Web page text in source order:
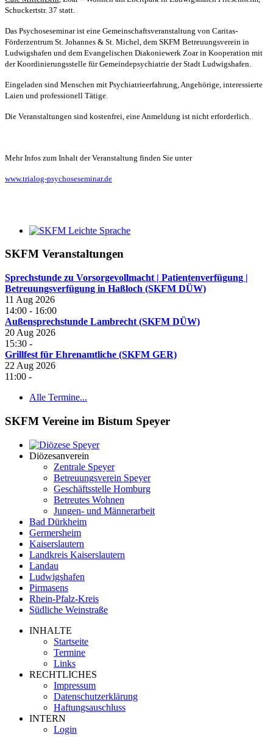
Schuckertstr. 37 statt.
Das Psychoseseminar ist eine Gemeinschaftsveranstaltung von Caritas-
Förderzentrum St. Johannes & St. Michel, dem SKFM Betreuungsverein in
Ludwigshafen und dem Evangelischen Diakoniewerk Zoar in Kooperation mit
der Koordinierungsstelle für Gemeindepsychiatrie der Stadt Ludwigshafen.
Eingeladen sind Menschen mit Psychiatrieerfahrung, Angehörige, interessierte
Laien und professionell Tätige.
Die Veranstaltungen sind kostenfrei, eine Anmeldung ist nicht erforderlich.
Mehr Infos zum Inhalt der Veranstaltung finden Sie unter
www.trialog-psychoseseminar.de
SKFM Veranstaltungen
Sprechstunde zu Vorsorgevollmacht | Patientenverfügung |
Betreuungsverfügung in Haßloch (SKFM DÜW)
11 Aug 2026
14:00 - 16:00
Außensprechstunde Lambrecht (SKFM DÜW)
20 Aug 2026
15:30 -
Grillfest für Ehrenamtliche (SKFM GER)
22 Aug 2026
11:00 -
Alle Termine...
SKFM Vereine im Bistum Speyer
Diözesanverein
Zentrale Speyer
Betreuungsverein Speyer
Geschäftsstelle Homburg
Betreutes Wohnen
Jungen- und Männerarbeit
Bad Dürkheim
Germersheim
Kaiserslautern
Landkreis Kaiserslautern
Landau
Ludwigshafen
Pirmasens
Rhein-Pfalz-Kreis
Südliche Weinstraße
INHALTE
Startseite
Termine
Links
RECHTLICHES
Impressum
Datenschutzerklärung
Haftungsauschluss
INTERN
Login